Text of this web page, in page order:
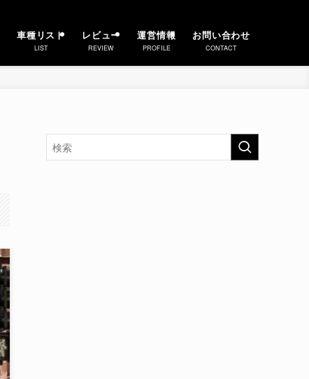
車種リスト
LIST
レビュー
REVIEW
運営情報
PROFILE
お問い合わせ
CONTACT